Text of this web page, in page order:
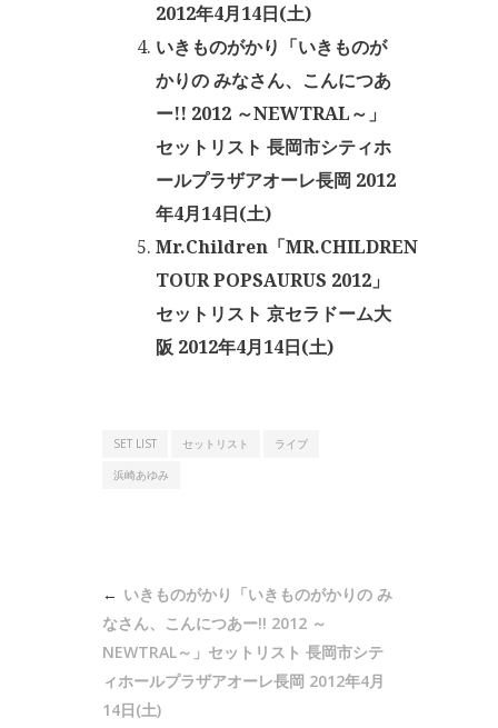
2012年4月14日(土)
いきものがかり「いきものが
かりの みなさん、こんにつあ
ー!! 2012 ～NEWTRAL～」
セットリスト 長岡市シティホ
ールプラザアオーレ長岡 2012
年4月14日(土)
Mr.Children「MR.CHILDREN
TOUR POPSAURUS 2012」
セットリスト 京セラドーム大
阪 2012年4月14日(土)
SET LIST セットリスト
ライブ
浜崎あゆみ
いきものがかり「いきものがかりの み
なさん、こんにつあー!! 2012 ～
NEWTRAL～」セットリスト 長岡市シテ
ィホールプラザアオーレ長岡 2012年4月
14日(土)